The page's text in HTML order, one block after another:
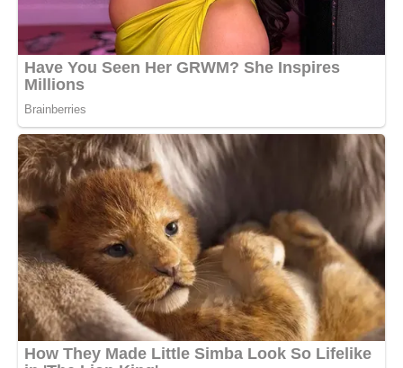
— Іванно, ну не починай знову.
— Я не питаю дозволу. Я кажу, що не житиму в домі, де
все вибрала твоя мама.
— Вона образиться.
— А я вже образилася. Але це, бачу, менше проблема.
Він потер обличчя.
— Ти не розумієш маму.